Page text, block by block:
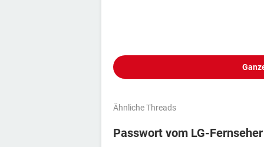
Ähnliche Threads
Passwort vom LG-Fernseher